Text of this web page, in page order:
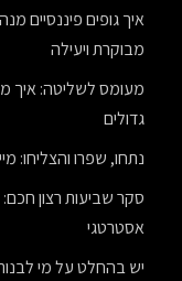
איך גופים פיננסיים
מבוקרת ויעילה
מעומס לשליטה: איך
גדולים
נתחו, שפרו והצליחו:
סקר שביעות רצון
אסטרטגי
יש בהחלט על מי